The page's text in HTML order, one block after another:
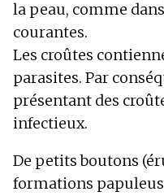
la peau, comme
courantes.
Les croûtes
parasites. Par
présentant des
infectieux.
De petits boutons
formations